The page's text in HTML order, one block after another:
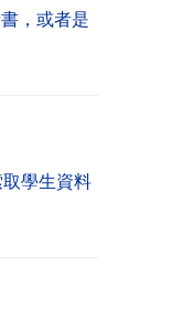
，或者是
學生資料